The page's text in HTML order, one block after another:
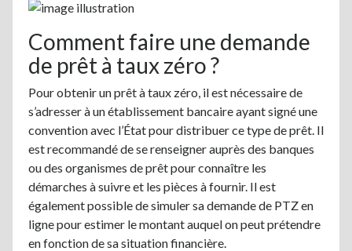
Comment faire une demande
de prêt à taux zéro ?
Pour obtenir un prêt à taux zéro, il est nécessaire de
s’adresser à un établissement bancaire ayant signé une
convention avec l’État pour distribuer ce type de prêt. Il
est recommandé de se renseigner auprès des banques
ou des organismes de prêt pour connaître les
démarches à suivre et les pièces à fournir. Il est
également possible de simuler sa demande de PTZ en
ligne pour estimer le montant auquel on peut prétendre
en fonction de sa situation financière.